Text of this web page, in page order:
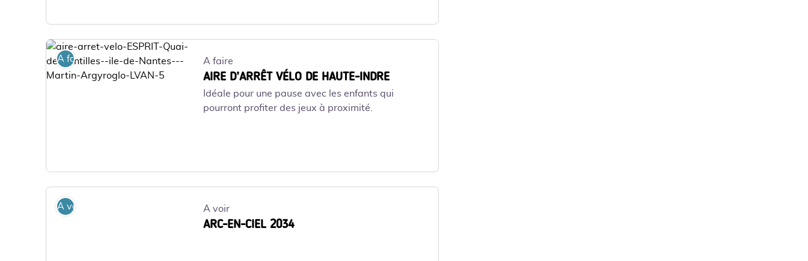
A faire A faire
AIRE D’ARRÊT VÉLO DE HAUTE-INDRE
Idéale pour une pause avec les enfants qui
pourront profiter des jeux à proximité.
A voir A voir
ARC-EN-CIEL 2034